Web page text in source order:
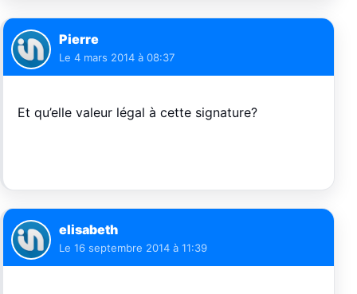
Pierre
Le 4 mars 2014 à 08:37
Et qu’elle valeur légal à cette signature?
elisabeth
Le 16 septembre 2014 à 11:39